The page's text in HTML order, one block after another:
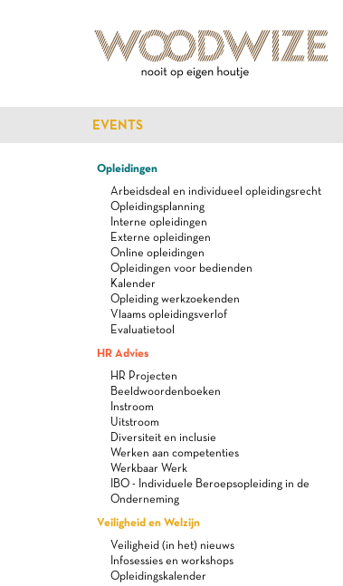
EVENTS
Opleidingen
Arbeidsdeal en individueel opleidingsrecht
Opleidingsplanning
Interne opleidingen
Externe opleidingen
Online opleidingen
Opleidingen voor bedienden
Kalender
Opleiding werkzoekenden
Vlaams opleidingsverlof
Evaluatietool
HR Advies
HR Projecten
Beeldwoordenboeken
Instroom
Uitstroom
Diversiteit en inclusie
Werken aan competenties
Werkbaar Werk
IBO - Individuele Beroepsopleiding in de
Onderneming
Veiligheid en Welzijn
Veiligheid (in het) nieuws
Infosessies en workshops
Opleidingskalender